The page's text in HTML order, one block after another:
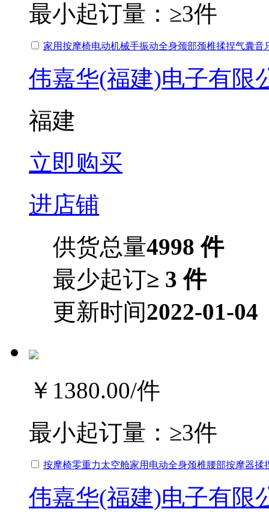
最小起订量： ≥3件
家用按摩椅电动机械手振动全身颈部颈椎揉捏气囊音
伟嘉华(福建)电子有限
福建
立即购买
进店铺
供货总量4998 件
最少起订≥ 3 件
更新时间2022-01-04
￥1380.00/件
最小起订量： ≥3件
按摩椅零重力太空舱家用电动全身颈椎腰部按摩器揉
伟嘉华(福建)电子有限